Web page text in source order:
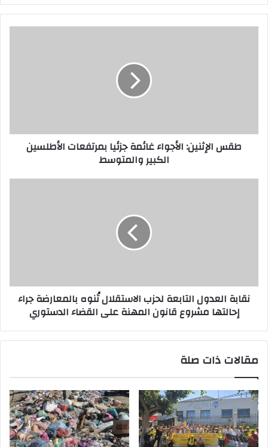
ر
طقس الإثنين: الأجواء غائمة جزئيا بمرتفعات الأطلسين
الكبير والمتوسط
نقابة العدول التابعة لحزب الاستقلال تُنوه بالمعارضة جراء
إحالتها مشروع قانون المهنة على القضاء الدستوري
مقالات ذات صلة